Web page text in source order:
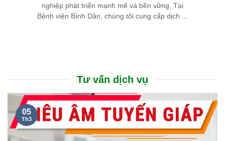
nghiệp phát triển mạnh mẽ và bền vững. Tại
Bệnh viện Bình Dân, chúng tôi cung cấp dịch ...
Tư vấn dịch vụ
05
Th3